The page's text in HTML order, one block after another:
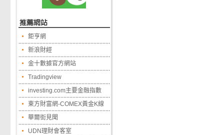
鉅亨網
新浪財經
金十數據官方網站
Tradingview
investing.com主要金融指數
東方財富網-COMEX黃金K線
華爾街見聞
UDN理財會客室